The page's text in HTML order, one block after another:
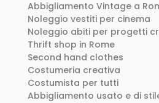
Abbigliamento Vintage a
Noleggio vestiti per cinema
Noleggio abiti per progetti
Thrift shop in Rome
Second hand clothes
Costumeria creativa
Costumista per tutti
Abbigliamento usato e di